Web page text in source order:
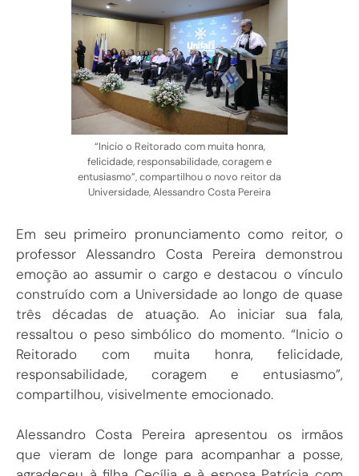
“Inicio o Reitorado com muita honra,
felicidade, responsabilidade, coragem e
entusiasmo”, compartilhou o novo reitor da
Universidade, Alessandro Costa Pereira
Em seu primeiro pronunciamento como reitor, o
professor Alessandro Costa Pereira demonstrou
emoção ao assumir o cargo e destacou o vínculo
construído com a Universidade ao longo de quase
três décadas de atuação. Ao iniciar sua fala,
ressaltou o peso simbólico do momento. “Inicio o
Reitorado com muita honra, felicidade,
responsabilidade, coragem e entusiasmo”,
compartilhou, visivelmente emocionado.
Alessandro Costa Pereira apresentou os irmãos
que vieram de longe para acompanhar a posse,
agradeceu à filha Cecília e à esposa Patrícia com